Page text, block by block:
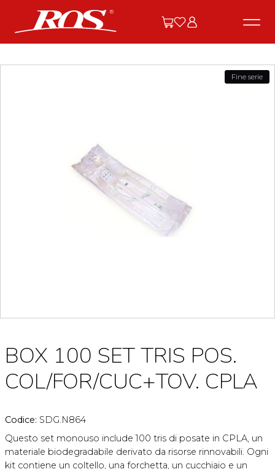
Fine serie
BOX 100 SET TRIS POS.
COL/FOR/CUC+TOV. CPLA
Codice: SDG.N864
Questo set monouso include 100 tris di posate in CPLA, un
materiale biodegradabile derivato da risorse rinnovabili. Ogni
kit contiene un coltello, una forchetta, un cucchiaio e un